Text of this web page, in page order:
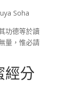
Soha
功德等於讀
量，惟必請
經分